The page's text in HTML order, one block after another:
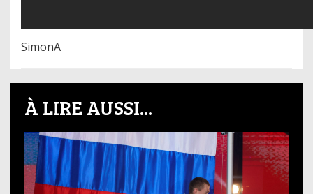
SimonA
À LIRE AUSSI...